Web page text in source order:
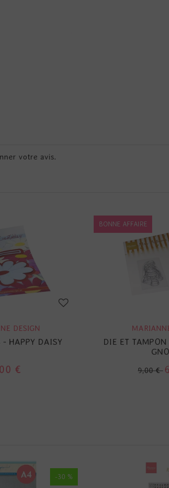
votre avis.
DESIGN
- HAPPY DAISY
€
BONNE AFFAIRE
DIE ET
9,00 €
-30 %